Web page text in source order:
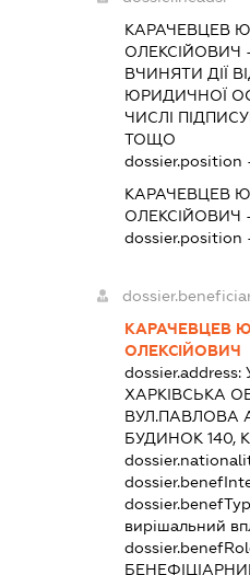
КАРАЧЕВЦЕВ
ОЛЕКСІЙОВИЧ
ВЧИНЯТИ ДІЇ
ЮРИДИЧНОЇ
ЧИСЛІ
ТОЩО
КАРАЧЕВЦЕВ
ОЛЕКСІЙОВИЧ
dossier.position
КАРАЧЕВЦЕВ
ОЛЕКСІЙОВИЧ
dossier.address:
ХАРКІВСЬКА
ВУЛ.ПАВЛОВА
БУДИНОК 140,
вирішальний